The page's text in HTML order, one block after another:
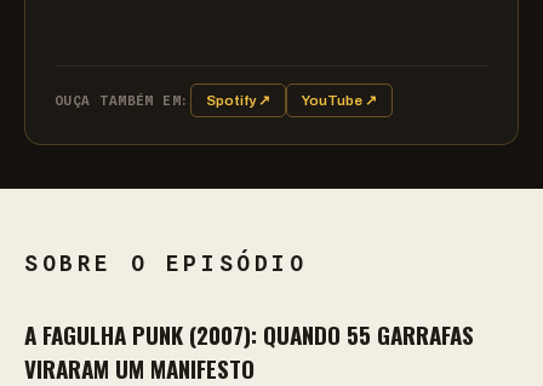
OUÇA TAMBÉM EM: Spotify ↗ YouTube ↗
SOBRE O EPISÓDIO
A FAGULHA PUNK (2007): QUANDO 55 GARRAFAS
VIRARAM UM MANIFESTO